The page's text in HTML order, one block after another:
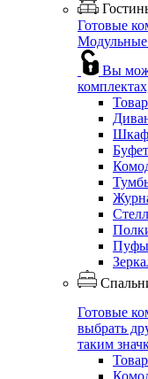
Готовые
Вы
Пуфы
Готовые
выбрать
таким